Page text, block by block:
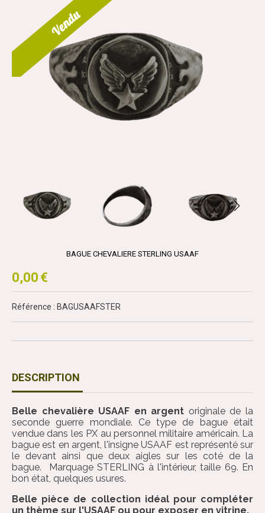
Vendu
BAGUE CHEVALIERE STERLING USAAF
0,00 €
Référence : BAGUSAAFSTER
DESCRIPTION
Belle chevalière USAAF en argent originale de la
seconde guerre mondiale. Ce type de bague était
vendue dans les PX au personnel militaire américain. La
bague est en argent, l'insigne USAAF est représenté sur
le devant ainsi que deux aigles sur les coté de la
bague. Marquage STERLING à l'intérieur, taille 69. En
bon état, quelques usures.
Belle pièce de collection idéal pour compléter
un thème sur l'USAAF ou pour exposer en vitrine.